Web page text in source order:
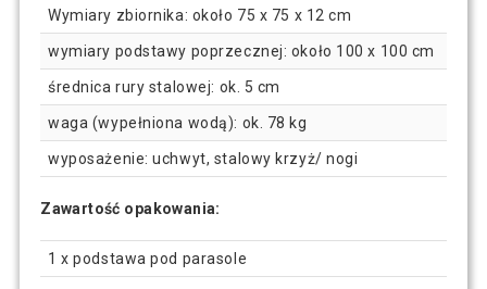
Wymiary zbiornika: około 75 x 75 x 12 cm
wymiary podstawy poprzecznej: około 100 x 100 cm
średnica rury stalowej: ok. 5 cm
waga (wypełniona wodą): ok. 78 kg
wyposażenie: uchwyt, stalowy krzyż/ nogi
Zawartość opakowania:
1 x podstawa pod parasole